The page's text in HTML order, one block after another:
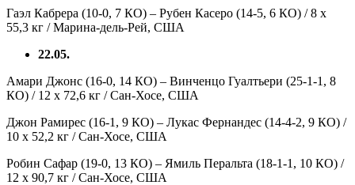
Гаэл Кабрера (10-0, 7 КО) – Рубен Касеро (14-5, 6 КО) / 8 х
55,3 кг / Марина-дель-Рей, США
22.05.
Амари Джонс (16-0, 14 КО) – Винченцо Гуалтьери (25-1-1, 8
КО) / 12 х 72,6 кг / Сан-Хосе, США
Джон Рамирес (16-1, 9 КО) – Лукас Фернандес (14-4-2, 9 КО) /
10 х 52,2 кг / Сан-Хосе, США
Робин Сафар (19-0, 13 КО) – Ямиль Перальта (18-1-1, 10 КО) /
12 х 90,7 кг / Сан-Хосе, США